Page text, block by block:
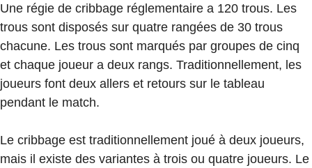
Une régie de cribbage réglementaire a 120 trous. Les
trous sont disposés sur quatre rangées de 30 trous
chacune. Les trous sont marqués par groupes de cinq
et chaque joueur a deux rangs. Traditionnellement, les
joueurs font deux allers et retours sur le tableau
pendant le match.
Le cribbage est traditionnellement joué à deux joueurs,
mais il existe des variantes à trois ou quatre joueurs. Le